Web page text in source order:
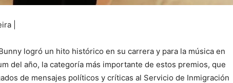
|
logró un hito histórico en su carrera y para la música en
del año, la categoría más importante de estos premios, que
de mensajes políticos y críticas al Servicio de Inmigración